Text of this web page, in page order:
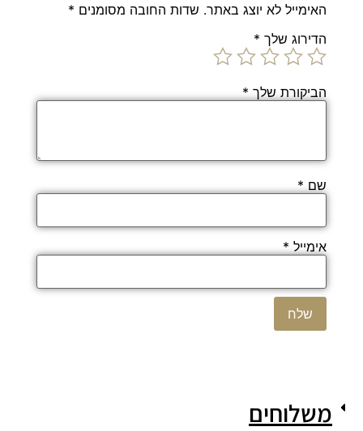
האימייל לא יוצג באתר. שדות החובה מסומנים *
הדירוג שלך *
הביקורת שלך *
שם *
אימייל *
משלוחים